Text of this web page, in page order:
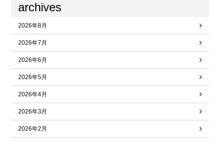
archives
2026年8月
2026年7月
2026年6月
2026年5月
2026年4月
2026年3月
2026年2月